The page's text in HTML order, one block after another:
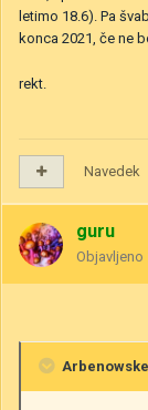
letimo 18.6). Pa
konca 2021, če ne
rekt.
Navedek
guru
Objavljeno